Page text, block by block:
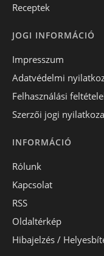
Receptek
JOGI INFORMÁCIÓ
Impresszum
Adatvédelmi
Felhasználási
Szerzői jogi
INFORMÁCIÓ
Rólunk
Kapcsolat
RSS
Oldaltérkép
Hibajelzés /